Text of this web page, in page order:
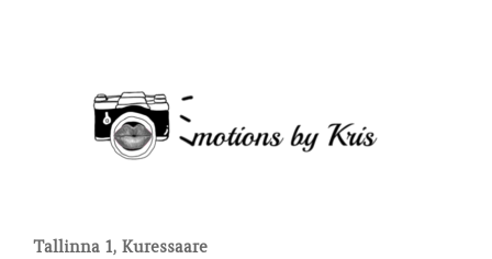
Tallinna 1, Kuressaare